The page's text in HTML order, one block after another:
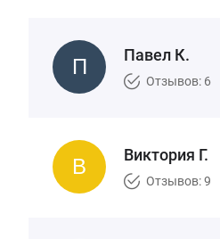
Павел К.
Отзывов: 6
Виктория Г.
Отзывов: 9